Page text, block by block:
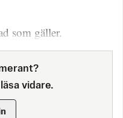
som gäller.
vidare.